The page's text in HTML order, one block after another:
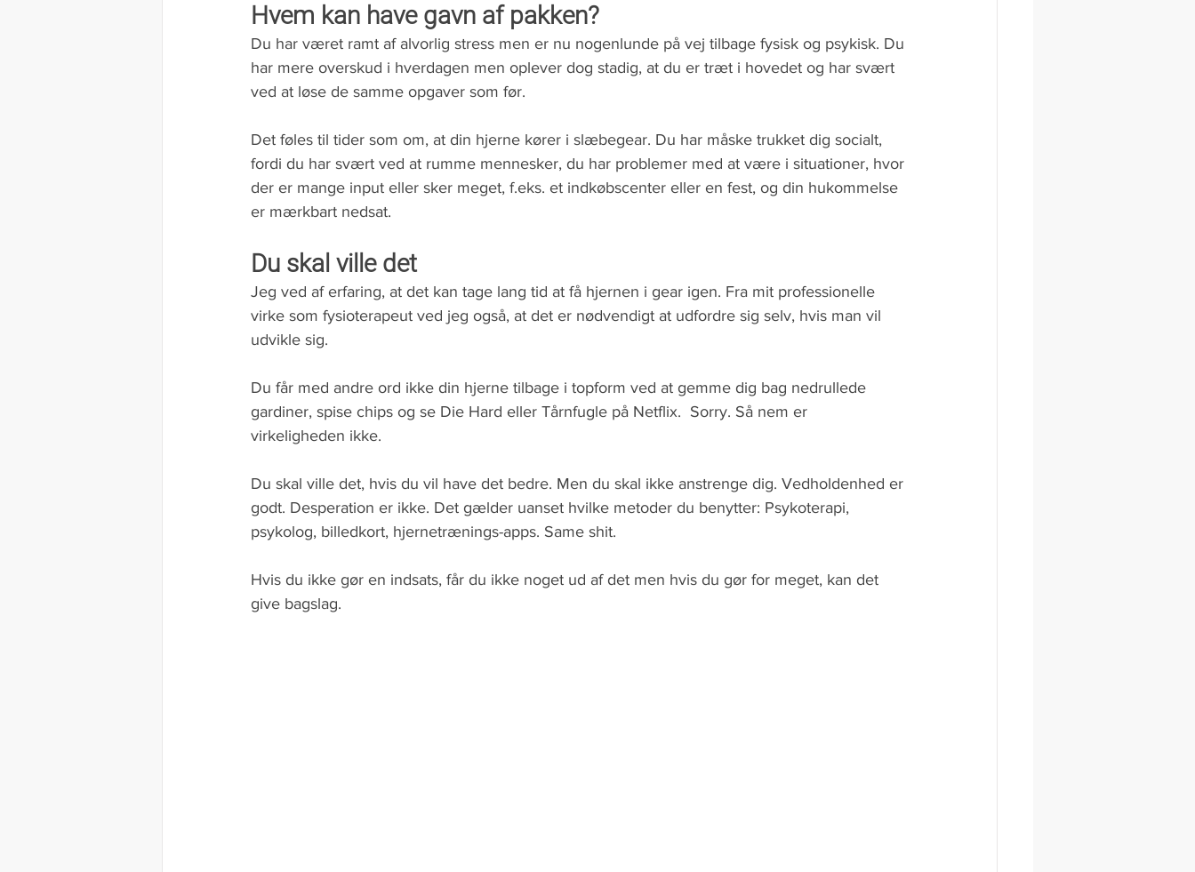
Hvem kan have gavn af pakken?
Du har været ramt af alvorlig stress men er nu nogenlunde på vej tilbage fysisk og psykisk. Du
har mere overskud i hverdagen men oplever dog stadig, at du er træt i hovedet og har svært
ved at løse de samme opgaver som før.
Det føles til tider som om, at din hjerne kører i slæbegear. Du har måske trukket dig socialt,
fordi du har svært ved at rumme mennesker, du har problemer med at være i situationer, hvor
der er mange input eller sker meget, f.eks. et indkøbscenter eller en fest, og din hukommelse
er mærkbart nedsat.
Du skal ville det
Jeg ved af erfaring, at det kan tage lang tid at få hjernen i gear igen. Fra mit professionelle
virke som fysioterapeut ved jeg også, at det er nødvendigt at udfordre sig selv, hvis man vil
udvikle sig.
Du får med andre ord ikke din hjerne tilbage i topform ved at gemme dig bag nedrullede
gardiner, spise chips og se Die Hard eller Tårnfugle på Netflix.  Sorry. Så nem er
virkeligheden ikke.
Du skal ville det, hvis du vil have det bedre. Men du skal ikke anstrenge dig. Vedholdenhed er
godt. Desperation er ikke. Det gælder uanset hvilke metoder du benytter: Psykoterapi,
psykolog, billedkort, hjernetrænings-apps. Same shit.
Hvis du ikke gør en indsats, får du ikke noget ud af det men hvis du gør for meget, kan det
give bagslag.